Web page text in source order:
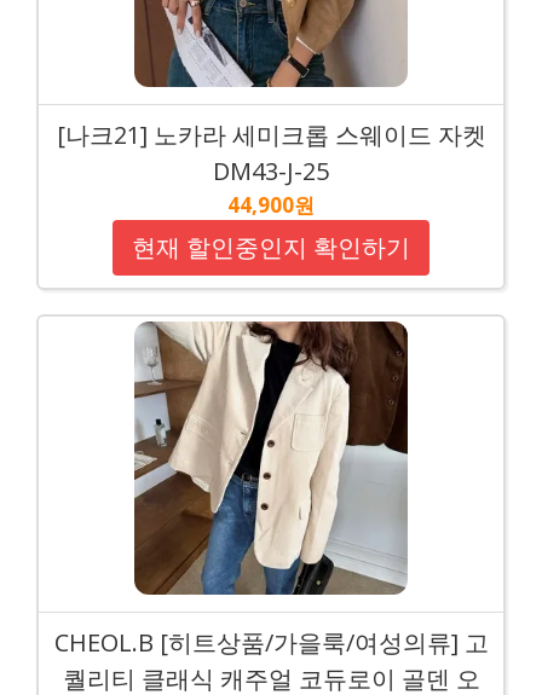
[나크21] 노카라 세미크롭 스웨이드 자켓
DM43-J-25
44,900원
현재 할인중인지 확인하기
CHEOL.B [히트상품/가을룩/여성의류] 고
퀄리티 클래식 캐주얼 코듀로이 골덴 오